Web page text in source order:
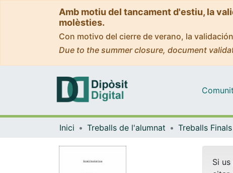
Amb motiu del tancament d'estiu, la
molèsties.
Con motivo del cierre de verano, la
Due to the summer closure, document
Inici Treballs de l'alumnat
Si